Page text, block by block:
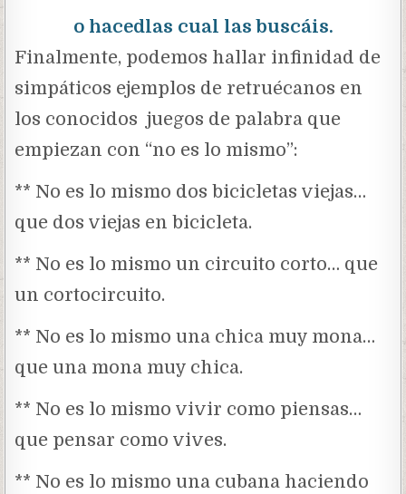
o hacedlas cual las buscáis.
Finalmente, podemos hallar infinidad de
simpáticos ejemplos de retruécanos en
los conocidos juegos de palabra que
empiezan con “no es lo mismo”:
** No es lo mismo dos bicicletas viejas…
que dos viejas en bicicleta.
** No es lo mismo un circuito corto… que
un cortocircuito.
** No es lo mismo una chica muy mona…
que una mona muy chica.
** No es lo mismo vivir como piensas…
que pensar como vives.
** No es lo mismo una cubana haciendo